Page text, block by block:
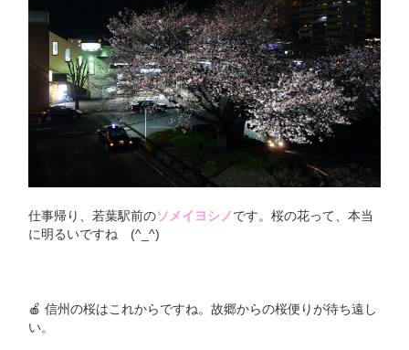
仕事帰り、若葉駅前のソメイヨシノです。桜の花って、本当
に明るいですね (^_^)
🍎 信州の桜はこれからですね。故郷からの桜便りが待ち遠し
い。